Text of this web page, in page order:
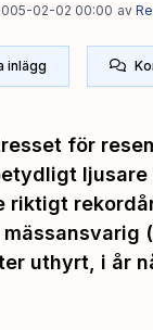
02-02 00:00 av
inlägg
för
riktigt
mässansvarig
uthyrt, i år